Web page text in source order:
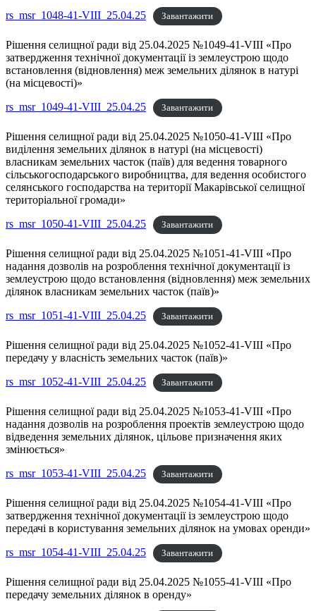
rs_msr_1048-41-VIII_25.04.25
Завантажити
Рішення селищної ради від 25.04.2025 №1049-41-VIII «Про
затвердження технічної документації із землеустрою щодо
встановлення (відновлення) меж земельних ділянок в натурі
(на місцевості)»
rs_msr_1049-41-VIII_25.04.25
Завантажити
Рішення селищної ради від 25.04.2025 №1050-41-VIII «Про
виділення земельних ділянок в натурі (на місцевості)
власникам земельних часток (паїв) для ведення товарного
сільськогосподарського виробництва, для ведення особистого
селянського господарства на території Макарівської селищної
територіальної громади»
rs_msr_1050-41-VIII_25.04.25
Завантажити
Рішення селищної ради від 25.04.2025 №1051-41-VIII «Про
надання дозволів на розроблення технічної документації із
землеустрою щодо встановлення (відновлення) меж земельних
ділянок власникам земельних часток (паїв)»
rs_msr_1051-41-VIII_25.04.25
Завантажити
Рішення селищної ради від 25.04.2025 №1052-41-VIII «Про
передачу у власність земельних часток (паїв)»
rs_msr_1052-41-VIII_25.04.25
Завантажити
Рішення селищної ради від 25.04.2025 №1053-41-VIII «Про
надання дозволів на розроблення проектів землеустрою щодо
відведення земельних ділянок, цільове призначення яких
змінюється»
rs_msr_1053-41-VIII_25.04.25
Завантажити
Рішення селищної ради від 25.04.2025 №1054-41-VIII «Про
затвердження технічної документації із землеустрою щодо
передачі в користування земельних ділянок на умовах оренди»
rs_msr_1054-41-VIII_25.04.25
Завантажити
Рішення селищної ради від 25.04.2025 №1055-41-VIII «Про
передачу земельних ділянок в оренду»